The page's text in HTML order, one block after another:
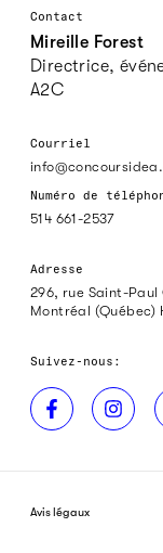
Contact
Mireille Forest
Directrice,
A2C
Courriel
Numéro de
514 661-2537
Adresse
296, rue Saint-
Montréal (Québec)
Suivez-nous:
Avis légaux